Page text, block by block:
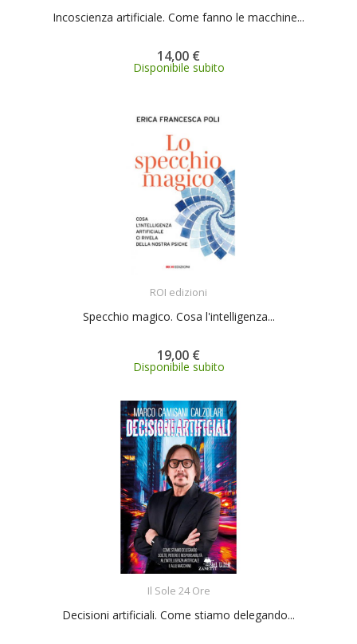
Incoscienza artificiale. Come fanno le macchine...
14,00 €
Disponibile subito
ROI edizioni
Specchio magico. Cosa l'intelligenza...
19,00 €
Disponibile subito
Il Sole 24 Ore
Decisioni artificiali. Come stiamo delegando...